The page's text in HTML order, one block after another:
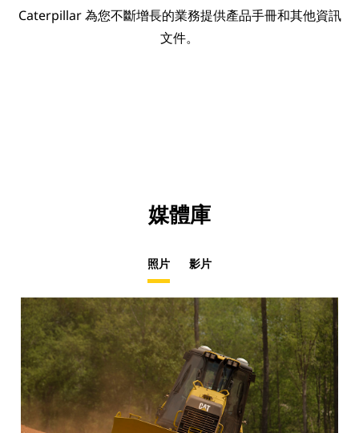
Caterpillar 為您不斷增長的業務提供產品手冊和其他資訊
文件。
媒體庫
照片 影片